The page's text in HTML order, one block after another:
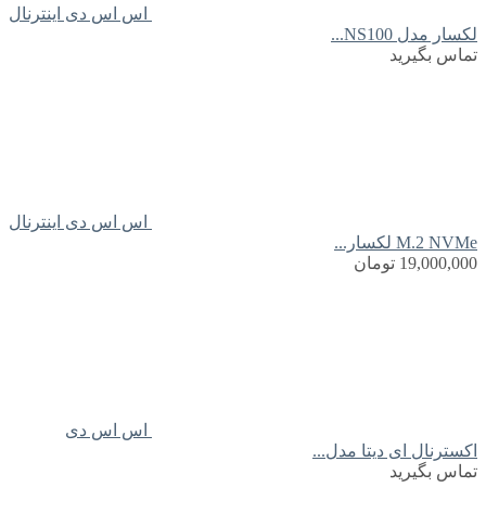
اس اس دی اینترنال
لکسار مدل NS100...
تماس بگیرید
اس اس دی اینترنال
M.2 NVMe لکسار...
19,000,000 تومان
اس اس دی
اکسترنال ای دیتا مدل...
تماس بگیرید